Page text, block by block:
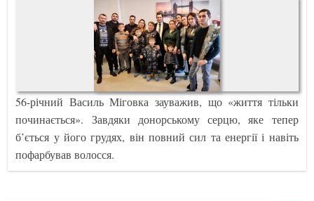
56-річний Василь Міговка зауважив, що «життя тільки
починається». Завдяки донорському серцю, яке тепер
б’ється у його грудях, він повний сил та енергії і навіть
пофарбував волосся.